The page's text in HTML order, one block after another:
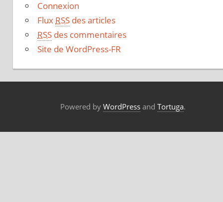
Connexion
Flux RSS des articles
RSS des commentaires
Site de WordPress-FR
Powered by WordPressand Tortuga.